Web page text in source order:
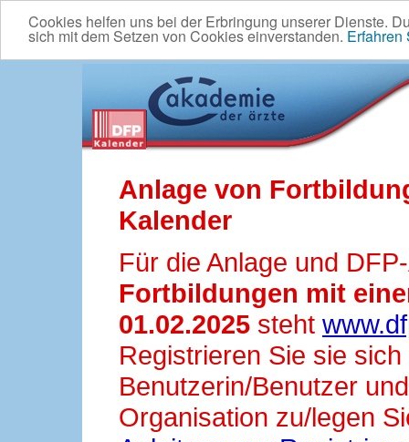
Cookies helfen uns bei der Erbringung unserer Dienste.
sich mit dem Setzen von Cookies einverstanden. Erfahren
Anlage von
Kalender
Für die Anlage und
Fortbildungen mit
01.02.2025 steht
Registrieren Sie sie
Benutzerin/Benutzer
Organisation zu/legen